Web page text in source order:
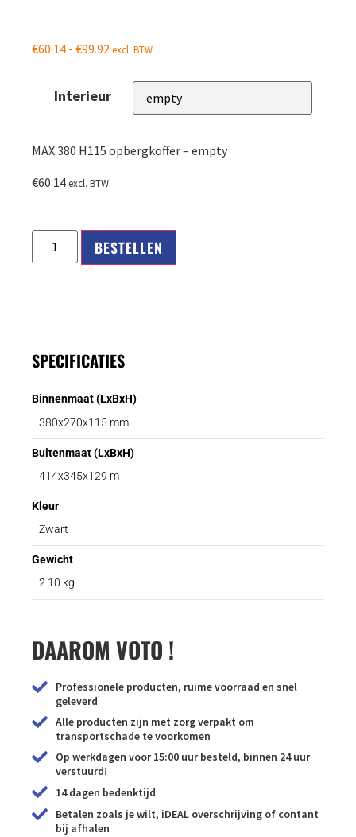
€60.14 - €99.92excl. BTW
Interieur
MAX 380 H115 opbergkoffer – empty
€60.14excl. BTW
BESTELLEN
SPECIFICATIES
Binnenmaat (LxBxH)
380x270x115 mm
Buitenmaat (LxBxH)
414x345x129 m
Kleur
Zwart
Gewicht
2.10 kg
DAAROM VOTO !
Professionele producten, ruime voorraad en snel
geleverd
Alle producten zijn met zorg verpakt om
transportschade te voorkomen
Op werkdagen voor 15:00 uur besteld, binnen 24 uur
verstuurd!
14 dagen bedenktijd
Betalen zoals je wilt, iDEAL overschrijving of contant
bij afhalen